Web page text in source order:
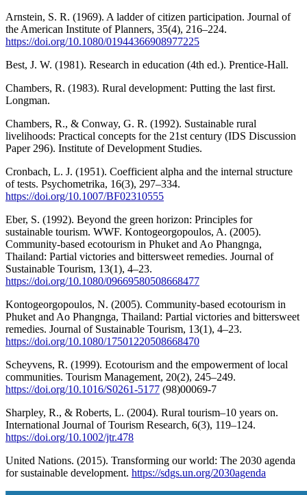
Arnstein, S. R. (1969). A ladder of citizen participation. Journal of
the American Institute of Planners, 35(4), 216–224.
https://doi.org/10.1080/01944366908977225
Best, J. W. (1981). Research in education (4th ed.). Prentice-Hall.
Chambers, R. (1983). Rural development: Putting the last first.
Longman.
Chambers, R., & Conway, G. R. (1992). Sustainable rural
livelihoods: Practical concepts for the 21st century (IDS Discussion
Paper 296). Institute of Development Studies.
Cronbach, L. J. (1951). Coefficient alpha and the internal structure
of tests. Psychometrika, 16(3), 297–334.
https://doi.org/10.1007/BF02310555
Eber, S. (1992). Beyond the green horizon: Principles for
sustainable tourism. WWF. Kontogeorgopoulos, A. (2005).
Community-based ecotourism in Phuket and Ao Phangnga,
Thailand: Partial victories and bittersweet remedies. Journal of
Sustainable Tourism, 13(1), 4–23.
https://doi.org/10.1080/09669580508668477
Kontogeorgopoulos, N. (2005). Community-based ecotourism in
Phuket and Ao Phangnga, Thailand: Partial victories and bittersweet
remedies. Journal of Sustainable Tourism, 13(1), 4–23.
https://doi.org/10.1080/17501220508668470
Scheyvens, R. (1999). Ecotourism and the empowerment of local
communities. Tourism Management, 20(2), 245–249.
https://doi.org/10.1016/S0261-5177 (98)00069-7
Sharpley, R., & Roberts, L. (2004). Rural tourism–10 years on.
International Journal of Tourism Research, 6(3), 119–124.
https://doi.org/10.1002/jtr.478
United Nations. (2015). Transforming our world: The 2030 agenda
for sustainable development. https://sdgs.un.org/2030agenda